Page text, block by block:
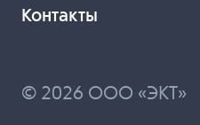
Контакты
© 2026 ООО «ЭКТ»